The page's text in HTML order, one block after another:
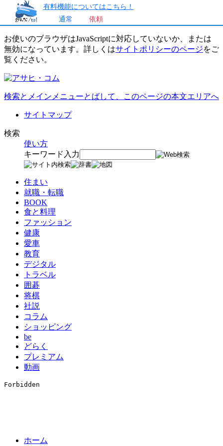
有料機能についてはこちら！
通常
依頼